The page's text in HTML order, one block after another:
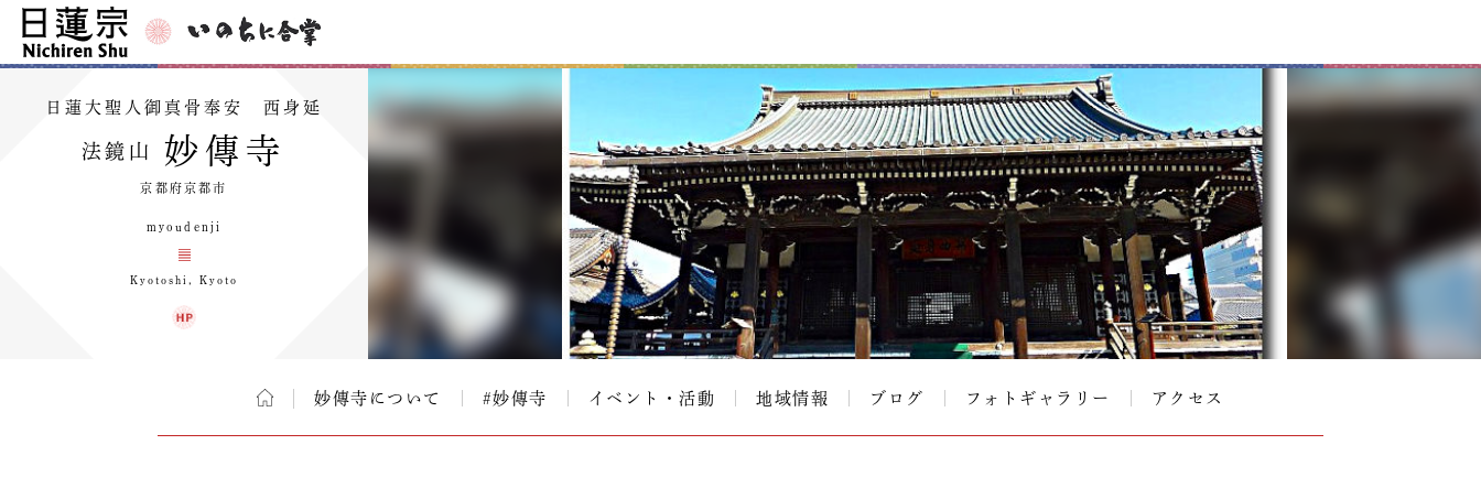
日蓮大聖人御真骨奉安 西身延
法鏡山 妙傳寺
京都府京都市
myoudenji
Kyotoshi, Kyoto
妙傳寺について #妙傳寺 イベント・活動 地域情報 ブログ フォトギャラリー アクセス